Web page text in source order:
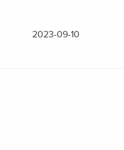
2023-09-10